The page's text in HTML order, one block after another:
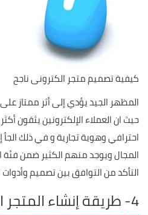
كيفية تصميم متجر الكترونى ناجح
المظهر الجيد يؤدي إلى أثر ممتاز
حيث ان العملاء الإلكترونين يثقون
احترافي وهوية تجارية و في ذلك
المجال ويوجد منهم الكثير ضمن فئة
التأكد من التوافق بين تصميم وأدوات
4- طريقة إنشاء المتجر الإلكترونى: